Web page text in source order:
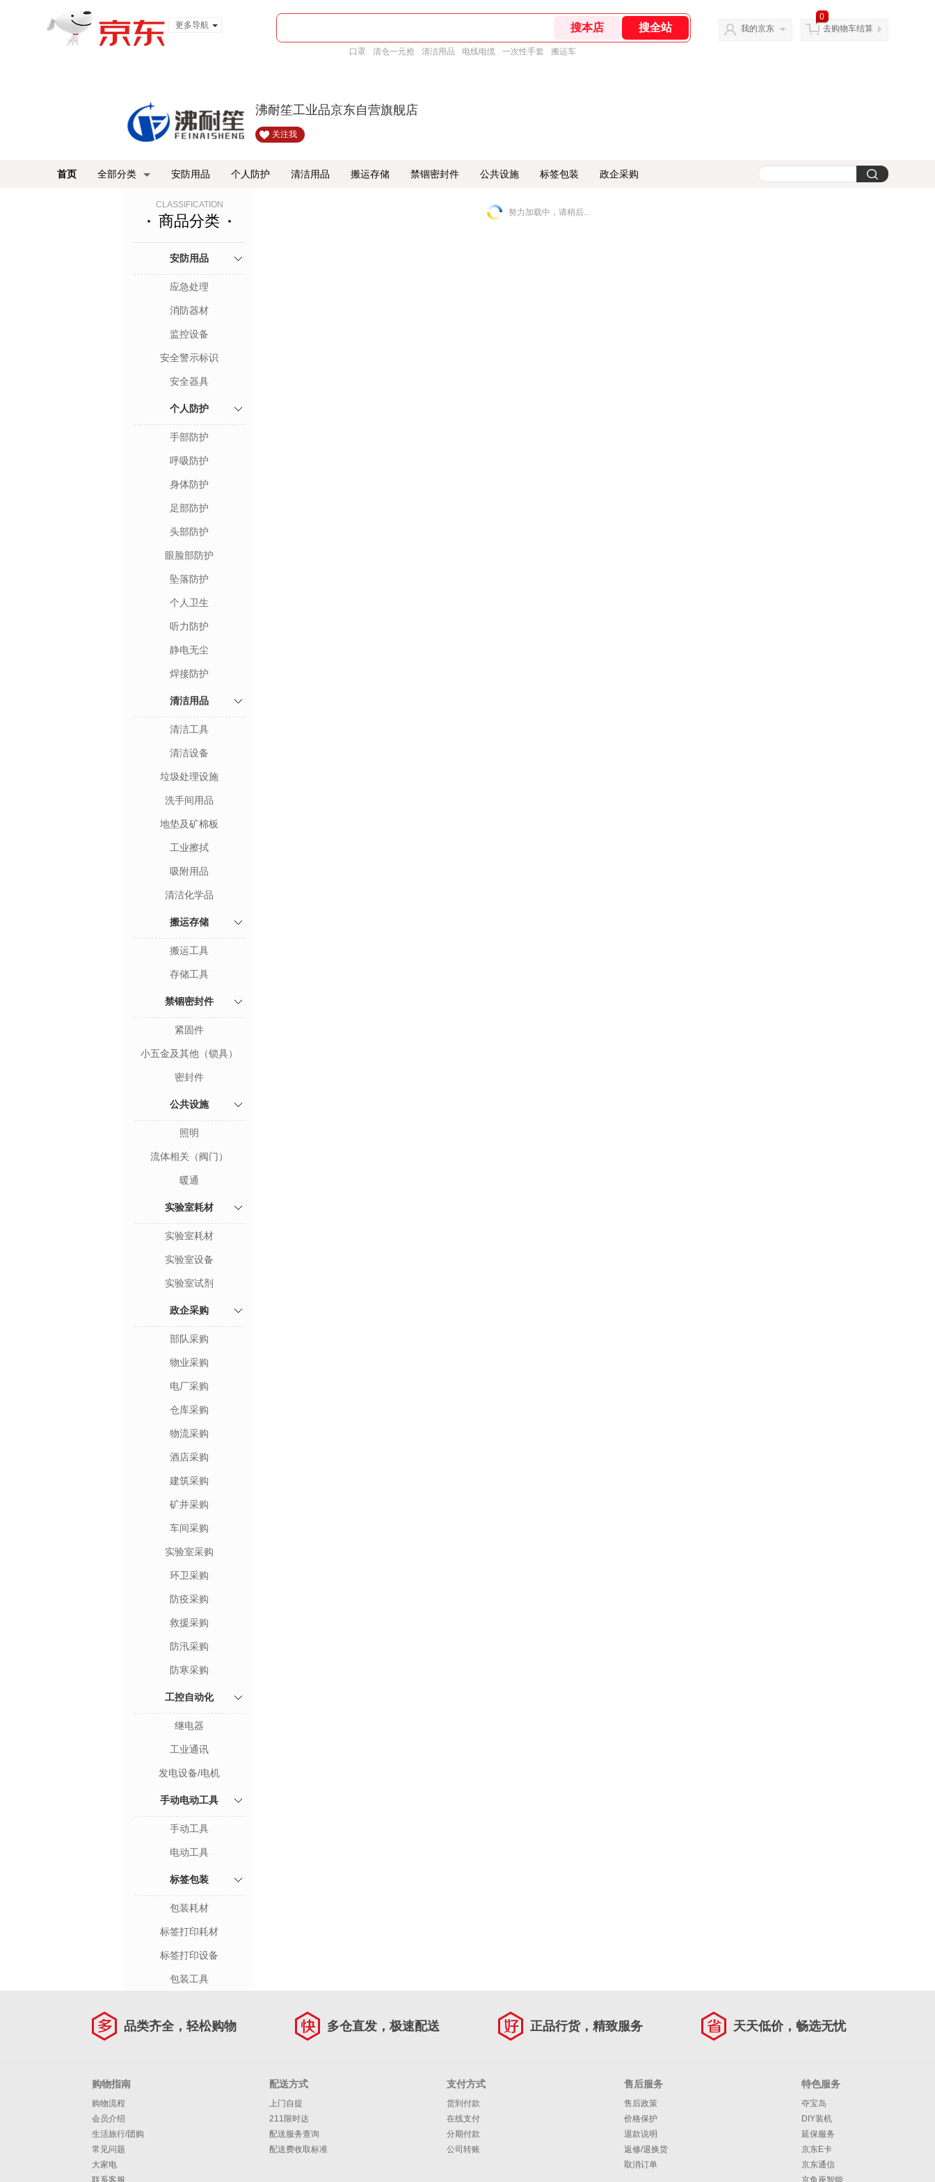
更多导航
口罩 清仓一元抢 清洁用品 电线电缆 一次性手套 搬运车
我的京东
0
去购物车结算
沸耐笙工业品京东自营旗舰店
关注我
首页 全部分类 安防用品 个人防护 清洁用品 搬运存储 禁锢密封件 公共设施 标签包装 政企采购
CLASSIFICATION
商品分类
安防用品
应急处理
消防器材
监控设备
安全警示标识
安全器具
个人防护
手部防护
呼吸防护
身体防护
足部防护
头部防护
眼脸部防护
坠落防护
个人卫生
听力防护
静电无尘
焊接防护
清洁用品
清洁工具
清洁设备
垃圾处理设施
洗手间用品
地垫及矿棉板
工业擦拭
吸附用品
清洁化学品
搬运存储
搬运工具
存储工具
禁锢密封件
紧固件
小五金及其他（锁具）
密封件
公共设施
照明
流体相关（阀门）
暖通
实验室耗材
实验室耗材
实验室设备
实验室试剂
政企采购
部队采购
物业采购
电厂采购
仓库采购
物流采购
酒店采购
建筑采购
矿井采购
车间采购
实验室采购
环卫采购
防疫采购
救援采购
防汛采购
防寒采购
工控自动化
继电器
工业通讯
发电设备/电机
手动电动工具
手动工具
电动工具
标签包装
包装耗材
标签打印耗材
标签打印设备
包装工具
努力加载中，请稍后...
品类齐全，轻松购物 多仓直发，极速配送 正品行货，精致服务 天天低价，畅选无忧
购物指南
购物流程
会员介绍
生活旅行/团购
常见问题
大家电
联系客服
配送方式
上门自提
211限时达
配送服务查询
配送费收取标准
支付方式
货到付款
在线支付
分期付款
公司转账
售后服务
售后政策
价格保护
退款说明
返修/退换货
取消订单
特色服务
夺宝岛
DIY装机
延保服务
京东E卡
京东通信
京鱼座智能